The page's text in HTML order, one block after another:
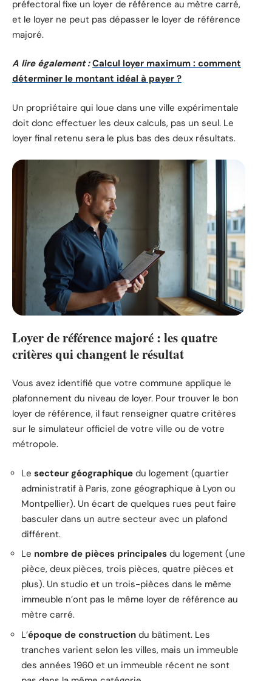
préfectoral fixe un loyer de référence au mètre carré,
et le loyer ne peut pas dépasser le loyer de référence
majoré.
A lire également : Calcul loyer maximum : comment
déterminer le montant idéal à payer ?
Un propriétaire qui loue dans une ville expérimentale
doit donc effectuer les deux calculs, pas un seul. Le
loyer final retenu sera le plus bas des deux résultats.
Loyer de référence majoré : les quatre
critères qui changent le résultat
Vous avez identifié que votre commune applique le
plafonnement du niveau de loyer. Pour trouver le bon
loyer de référence, il faut renseigner quatre critères
sur le simulateur officiel de votre ville ou de votre
métropole.
Le secteur géographique du logement (quartier
administratif à Paris, zone géographique à Lyon ou
Montpellier). Un écart de quelques rues peut faire
basculer dans un autre secteur avec un plafond
différent.
Le nombre de pièces principales du logement (une
pièce, deux pièces, trois pièces, quatre pièces et
plus). Un studio et un trois-pièces dans le même
immeuble n’ont pas le même loyer de référence au
mètre carré.
L’époque de construction du bâtiment. Les
tranches varient selon les villes, mais un immeuble
des années 1960 et un immeuble récent ne sont